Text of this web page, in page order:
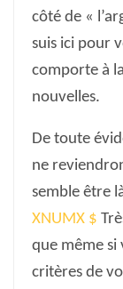
côté de «
suis ici pour
comporte à
nouvelles.
De toute
ne
semble être
XNUMX $
que même si
critères de